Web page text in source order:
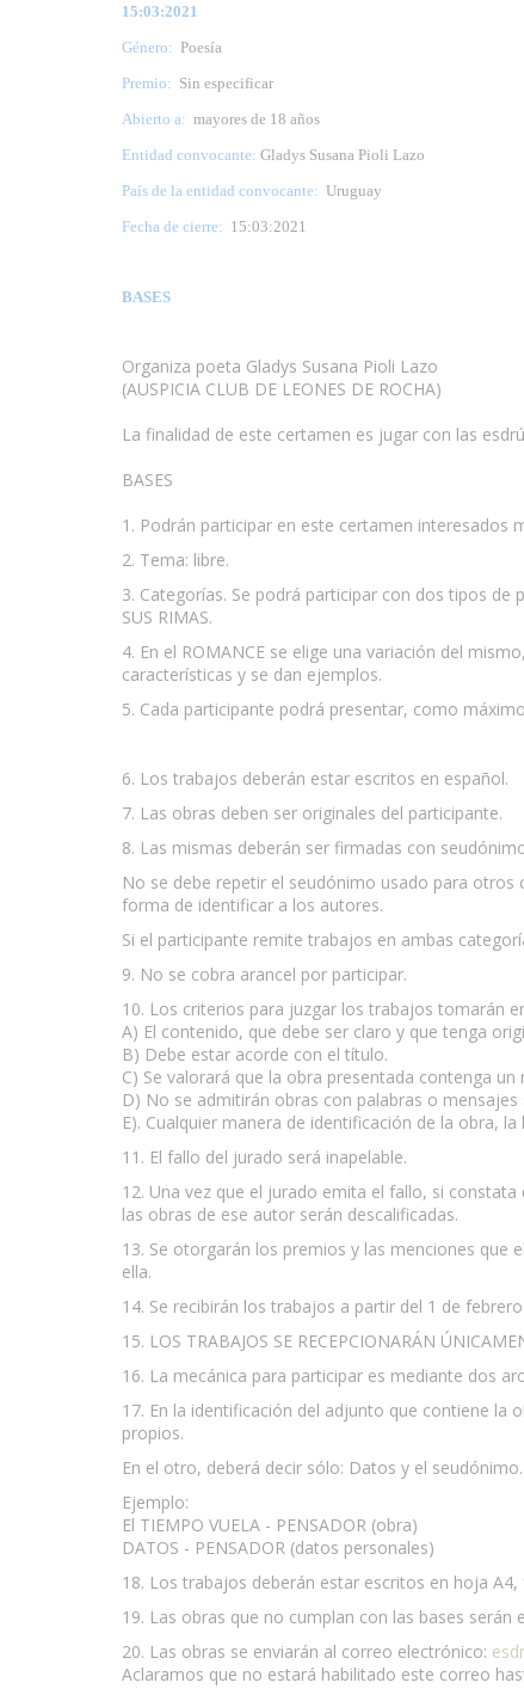
15:03:2021
Género: Poesía
Premio: Sin especificar
Abierto a: mayores de 18 años
Entidad convocante: Gladys Susana Pioli Lazo
País de la entidad convocante: Uruguay
Fecha de cierre: 15:03:2021
BASES
Organiza poeta Gladys Susana Pioli Lazo
(AUSPICIA CLUB DE LEONES DE ROCHA)
La finalidad de este certamen es jugar con las
BASES
1. Podrán participar en este certamen interesados
2. Tema: libre.
3. Categorías. Se podrá participar con dos tipos de
SUS RIMAS.
4. En el ROMANCE se elige una variación del
características y se dan ejemplos.
5. Cada participante podrá presentar, como
6. Los trabajos deberán estar escritos en español.
7. Las obras deben ser originales del participante.
8. Las mismas deberán ser firmadas con
No se debe repetir el seudónimo usado para
forma de identificar a los autores.
Si el participante remite trabajos en ambas
9. No se cobra arancel por participar.
10. Los criterios para juzgar los trabajos tomarán
A) El contenido, que debe ser claro y que tenga
B) Debe estar acorde con el título.
C) Se valorará que la obra presentada contenga
D) No se admitirán obras con palabras o
E). Cualquier manera de identificación de la obra,
11. El fallo del jurado será inapelable.
12. Una vez que el jurado emita el fallo, si
las obras de ese autor serán descalificadas.
13. Se otorgarán los premios y las menciones que
ella.
14. Se recibirán los trabajos a partir del 1 de
15. LOS TRABAJOS SE RECEPCIONARÁN
16. La mecánica para participar es mediante dos
17. En la identificación del adjunto que contiene la
propios.
En el otro, deberá decir sólo: Datos y el seudónimo.
Ejemplo:
El TIEMPO VUELA - PENSADOR (obra)
DATOS - PENSADOR (datos personales)
18. Los trabajos deberán estar escritos en hoja
19. Las obras que no cumplan con las bases serán
20. Las obras se enviarán al correo electrónico:
Aclaramos que no estará habilitado este correo